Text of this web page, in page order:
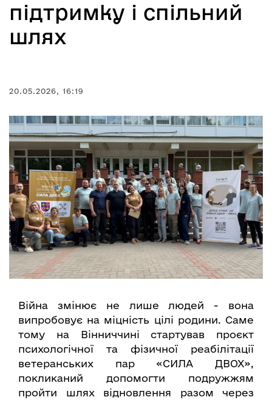
підтримку і спільний
шлях
20.05.2026, 16:19
Війна змінює не лише людей - вона
випробовує на міцність цілі родини. Саме
тому на Вінниччині стартував проєкт
психологічної та фізичної реабілітації
ветеранських пар «СИЛА ДВОХ»,
покликаний допомогти подружжям
пройти шлях відновлення разом через